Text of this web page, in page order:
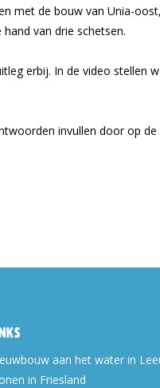
met de bouw van Unia-
van drie schetsen.
erbij. In de video stellen
invullen door op
aan het water in
in Friesland